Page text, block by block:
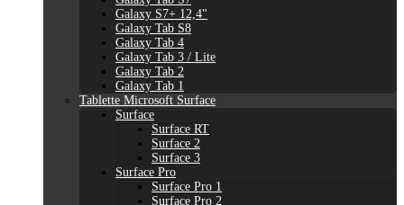
Galaxy S7+ 12,4"
Galaxy Tab S8
Galaxy Tab 4
Galaxy Tab 3 / Lite
Galaxy Tab 2
Galaxy Tab 1
Tablette Microsoft Surface
Surface
Surface RT
Surface 2
Surface 3
Surface Pro
Surface Pro 1
Surface Pro 2